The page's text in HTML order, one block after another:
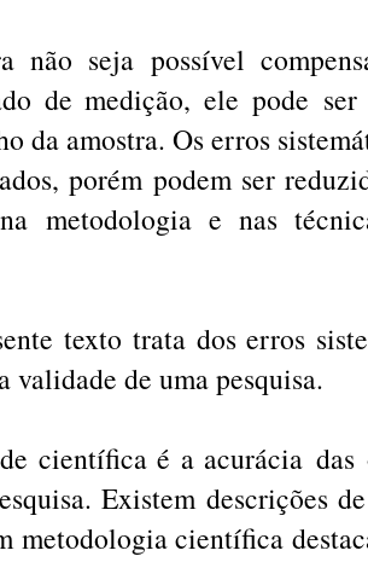
não seja possível
de medição, ele pode
da amostra. Os erros
porém podem ser
metodologia e nas
texto trata dos erros
validade de uma pesquisa.
científica é a acurácia das
. Existem descrições
metodologia científica